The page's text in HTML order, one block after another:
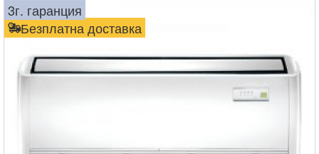
Безплатна доставка
3г. гаранция